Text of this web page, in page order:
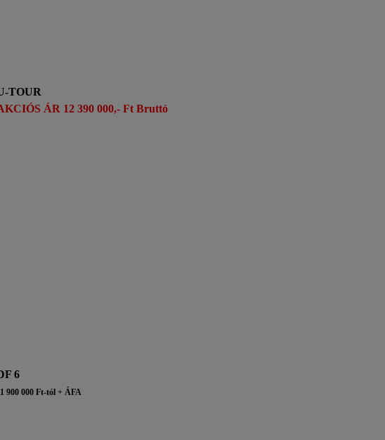
TOUR
ÁR 12 390 000,- Ft Bruttó
6
900 000 Ft-tól + ÁFA